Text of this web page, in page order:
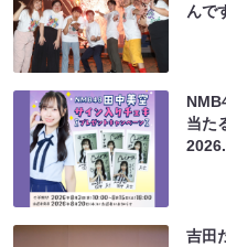
んで
当た
吉田